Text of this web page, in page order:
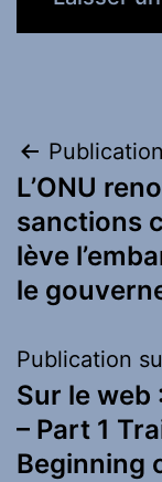
de
l’article
L’ONU
sanctions
lève
le
Publication
Sur le web
– Part 1
Beginning